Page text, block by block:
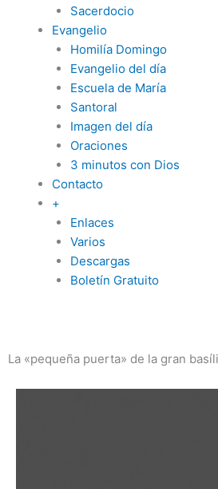
Sacerdocio
Evangelio
Homilía Domingo
Evangelio del día
Escuela de María
Santoral
Imagen del día
Oraciones
3 minutos con Dios
Contacto
+
Enlaces
Varios
Descargas
Boletín Gratuito
La «pequeña puerta» de la gran